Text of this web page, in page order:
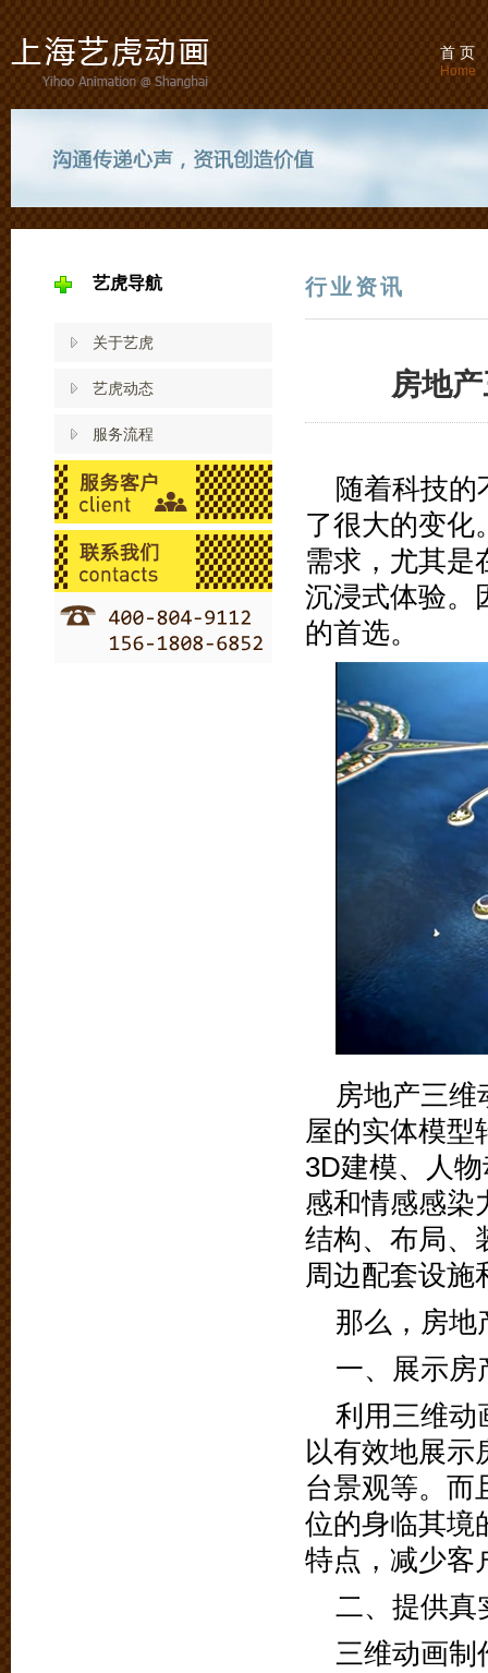
首 页
Home
艺虎导航
关于艺虎
艺虎动态
服务流程
行业资讯
房地
随着科技
了很大的变化
需求，尤其是
沉浸式体验。
的首选。
房地产三
屋的实体模型
3D建模、人
感和情感感染
结构、布局、
周边配套设施
那么，房地
一、展示房
利用三维动
以有效地展示
台景观等。而
位的身临其境
特点，减少客
二、提供真
三维动画制